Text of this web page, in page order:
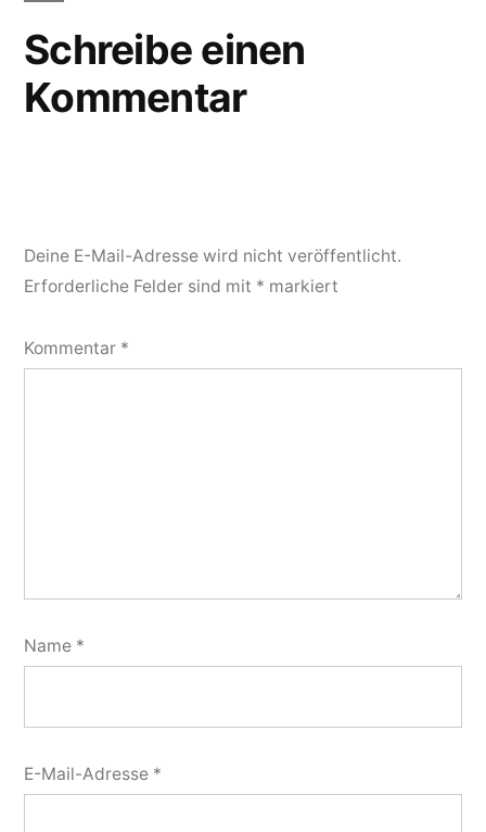
Schreibe einen
Kommentar
Deine E-Mail-Adresse wird nicht veröffentlicht.
Erforderliche Felder sind mit * markiert
Kommentar *
Name *
E-Mail-Adresse *